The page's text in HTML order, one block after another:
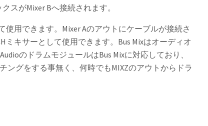
スがMixer Bへ接続されます。
使用できます。Mixer Aのアウトにケーブルが接続さ
ミキサーとして使用できます。Bus Mixはオーディオ
のドラムモジュールはBus Mixに対応しており、
ングをする事無く、何時でもMIXZのアウトからドラ